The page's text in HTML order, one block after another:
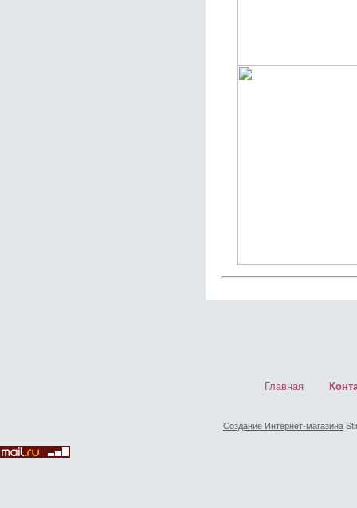
Главная
Создание Интернет-магазина